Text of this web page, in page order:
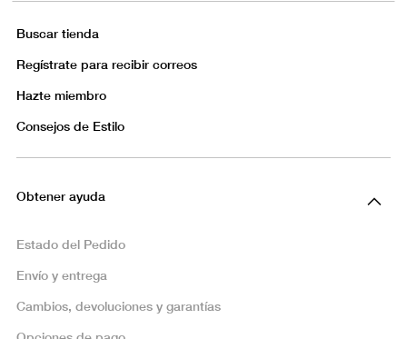
Buscar tienda
Regístrate para recibir correos
Hazte miembro
Consejos de Estilo
Obtener ayuda
Estado del Pedido
Envío y entrega
Cambios, devoluciones y garantías